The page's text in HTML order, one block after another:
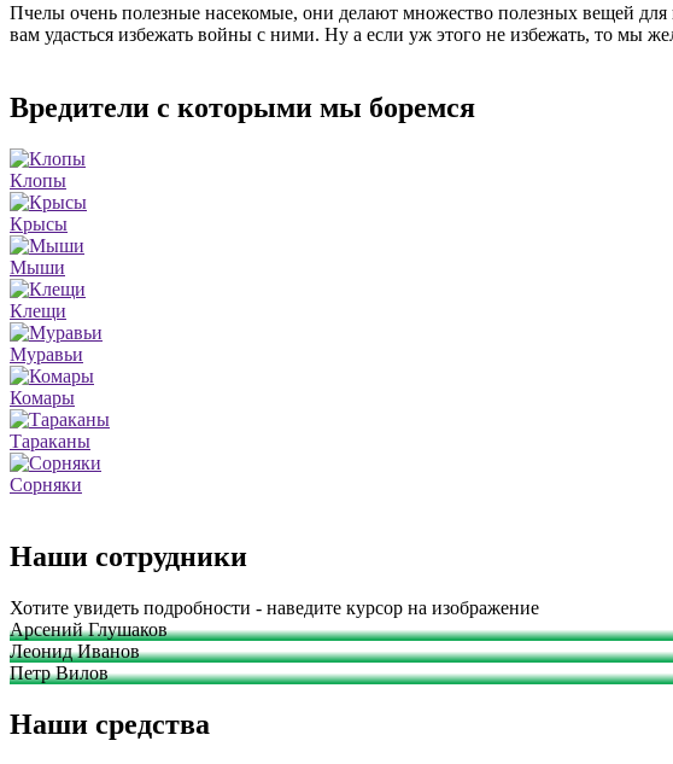
Пчелы очень полезные насекомые, они делают множество полезных вещей
вам удасться избежать войны с ними. Ну а если уж этого не избежать, то мы
Вредители с которыми мы боремся
Клопы
Крысы
Мыши
Клещи
Муравьи
Комары
Тараканы
Сорняки
Наши сотрудники
Хотите увидеть подробности - наведите курсор на изображение
Арсений Глушаков
Леонид Иванов
Петр Вилов
Наши средства